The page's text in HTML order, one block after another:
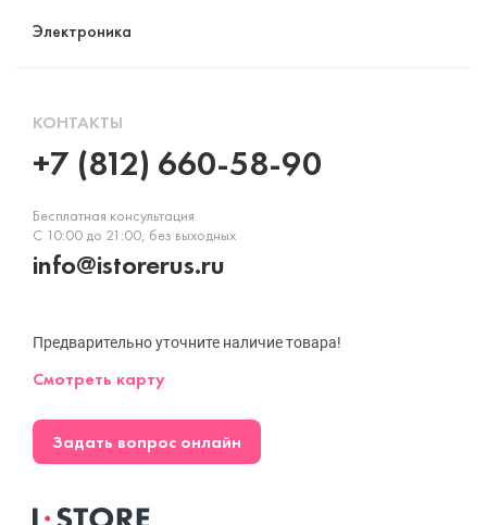
Электроника
КОНТАКТЫ
+7 (812) 660-58-90
Бесплатная консультация
С 10:00 до 21:00, без выходных
info@istorerus.ru
Предварительно уточните наличие товара!
Смотреть карту
Задать вопрос онлайн